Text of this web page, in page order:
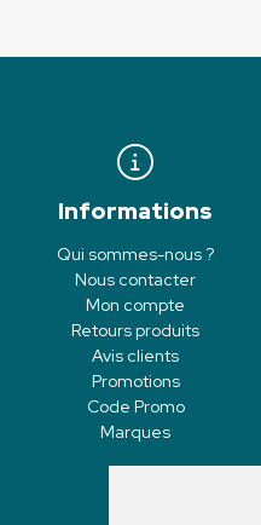
Informations
Qui sommes-nous ?
Nous contacter
Mon compte
Retours produits
Avis clients
Promotions
Code Promo
Marques